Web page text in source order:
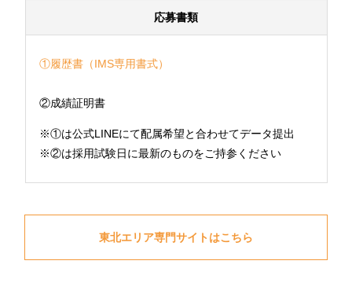
応募書類
①履歴書（IMS専用書式）
②成績証明書
※①は公式LINEにて配属希望と合わせてデータ提出
※②は採用試験日に最新のものをご持参ください
東北エリア専門サイトはこちら